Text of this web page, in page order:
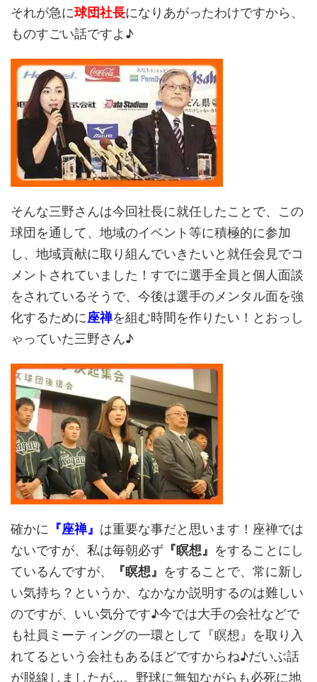
それが急に球団社長になりあがったわけですから、
ものすごい話ですよ♪
そんな三野さんは今回社長に就任したことで、この
球団を通して、地域のイベント等に積極的に参加
し、地域貢献に取り組んでいきたいと就任会見でコ
メントされていました！すでに選手全員と個人面談
をされているそうで、今後は選手のメンタル面を強
化するために座禅を組む時間を作りたい！とおっし
ゃっていた三野さん♪
確かに 『座禅』 は重要な事だと思います！座禅では
ないですが、私は毎朝必ず 『瞑想』 をすることにし
ているんですが、
『瞑想』 をすることで、常に新し
い気持ち？というか、なかなか説明するのは難しい
のですが、いい気分です♪今では大手の会社などで
も社員ミーティングの一環として『瞑想』を取り入
れてるという会社もあるほどですからね♪だいぶ話
が脱線しましたが...。野球に無知ながらも必死に地